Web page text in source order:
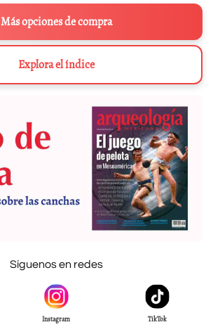
Más opciones de compra
Explora el índice
Síguenos en redes
Instagram TikTok